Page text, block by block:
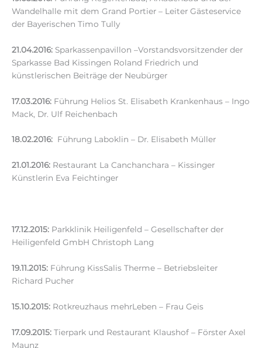
Wandelhalle mit dem Grand Portier – Leiter Gästeservice
der Bayerischen Timo Tully
21.04.2016: Sparkassenpavillon –Vorstandsvorsitzender der
Sparkasse Bad Kissingen Roland Friedrich und
künstlerischen Beiträge der Neubürger
17.03.2016: Führung Helios St. Elisabeth Krankenhaus – Ingo
Mack, Dr. Ulf Reichenbach
18.02.2016: Führung Laboklin – Dr. Elisabeth Müller
21.01.2016: Restaurant La Canchanchara – Kissinger
Künstlerin Eva Feichtinger
17.12.2015: Parkklinik Heiligenfeld – Gesellschafter der
Heiligenfeld GmbH Christoph Lang
19.11.2015: Führung KissSalis Therme – Betriebsleiter
Richard Pucher
15.10.2015: Rotkreuzhaus mehrLeben – Frau Geis
17.09.2015: Tierpark und Restaurant Klaushof – Förster Axel
Maunz